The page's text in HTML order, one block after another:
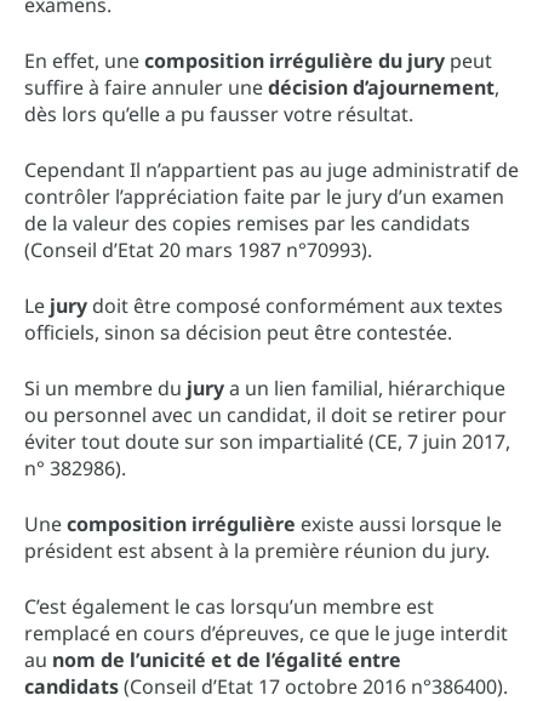
En effet, unecomposition irrégulière du jury peut
suffire à faire annuler unedécision d’ajournement,
dès lors qu’elle a pu fausser votre résultat.
Cependant Il n’appartient pas au juge administratif de
contrôler l’appréciation faite par le jury d’un examen
de la valeur des copies remises par les candidats
(Conseil d’Etat 20 mars 1987 n°70993).
Le jury doit être composé conformément aux textes
officiels, sinon sa décision peut être contestée.
Si un membre du jurya un lien familial, hiérarchique
ou personnel avec un candidat, il doit se retirer pour
éviter tout doute sur son impartialité (CE, 7 juin 2017,
n° 382986).
Unecomposition irrégulière existe aussi lorsque le
président est absent à la première réunion du jury.
C’est également le cas lorsqu’un membre est
remplacé en cours d’épreuves, ce que le juge interdit
au nom de l’unicité et de l’égalité entre
candidats(Conseil d’Etat 17 octobre 2016 n°386400).